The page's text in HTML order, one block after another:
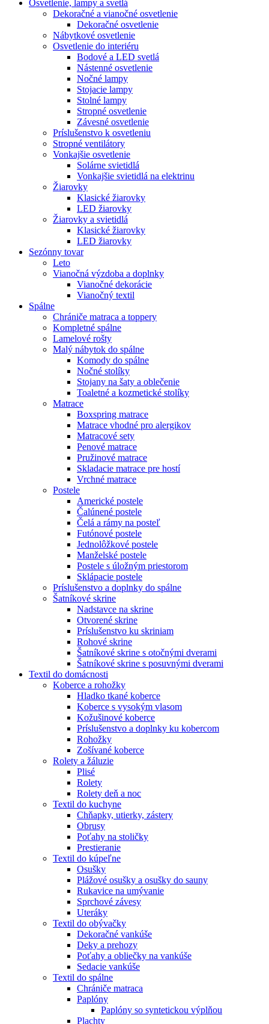
Osvetlenie, lampy a svetlá
Dekoračné a vianočné osvetlenie
Dekoračné osvetlenie
Nábytkové osvetlenie
Osvetlenie do interiéru
Bodové a LED svetlá
Nástenné osvetlenie
Nočné lampy
Stojacie lampy
Stolné lampy
Stropné osvetlenie
Závesné osvetlenie
Príslušenstvo k osvetleniu
Stropné ventilátory
Vonkajšie osvetlenie
Solárne svietidlá
Vonkajšie svietidlá na elektrinu
Žiarovky
Klasické žiarovky
LED žiarovky
Žiarovky a svietidlá
Klasické žiarovky
LED žiarovky
Sezónny tovar
Leto
Vianočná výzdoba a doplnky
Vianočné dekorácie
Vianočný textil
Spálne
Chrániče matraca a toppery
Kompletné spálne
Lamelové rošty
Malý nábytok do spálne
Komody do spálne
Nočné stolíky
Stojany na šaty a oblečenie
Toaletné a kozmetické stolíky
Matrace
Boxspring matrace
Matrace vhodné pro alergikov
Matracové sety
Penové matrace
Pružinové matrace
Skladacie matrace pre hostí
Vrchné matrace
Postele
Americké postele
Čalúnené postele
Čelá a rámy na posteľ
Futónové postele
Jednolôžkové postele
Manželské postele
Postele s úložným priestorom
Sklápacie postele
Príslušenstvo a doplnky do spálne
Šatníkové skrine
Nadstavce na skrine
Otvorené skrine
Príslušenstvo ku skriniam
Rohové skrine
Šatníkové skrine s otočnými dverami
Šatníkové skrine s posuvnými dverami
Textil do domácnosti
Koberce a rohožky
Hladko tkané koberce
Koberce s vysokým vlasom
Kožušinové koberce
Príslušenstvo a doplnky ku kobercom
Rohožky
Zošívané koberce
Rolety a žáluzie
Plisé
Rolety
Rolety deň a noc
Textil do kuchyne
Chňapky, utierky, zástery
Obrusy
Poťahy na stoličky
Prestieranie
Textil do kúpeľne
Osušky
Plážové osušky a osušky do sauny
Rukavice na umývanie
Sprchové závesy
Uteráky
Textil do obývačky
Dekoračné vankúše
Deky a prehozy
Poťahy a obliečky na vankúše
Sedacie vankúše
Textil do spálne
Chrániče matraca
Paplóny
Paplóny so syntetickou výplňou
Plachty